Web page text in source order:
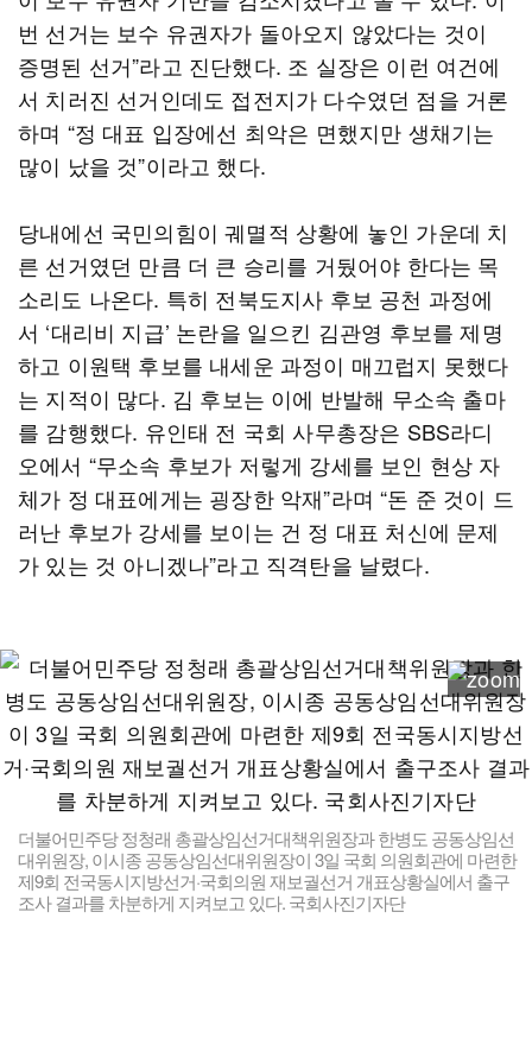
번 선거는 보수 유권자가 돌아오지 않았다는 것이
증명된 선거”라고 진단했다. 조 실장은 이런 여건에
서 치러진 선거인데도 접전지가 다수였던 점을 거론
하며 “정 대표 입장에선 최악은 면했지만 생채기는
많이 났을 것”이라고 했다.
당내에선 국민의힘이 궤멸적 상황에 놓인 가운데 치
른 선거였던 만큼 더 큰 승리를 거뒀어야 한다는 목
소리도 나온다. 특히 전북도지사 후보 공천 과정에
서 ‘대리비 지급’ 논란을 일으킨 김관영 후보를 제명
하고 이원택 후보를 내세운 과정이 매끄럽지 못했다
는 지적이 많다. 김 후보는 이에 반발해 무소속 출마
를 감행했다. 유인태 전 국회 사무총장은 SBS라디
오에서 “무소속 후보가 저렇게 강세를 보인 현상 자
체가 정 대표에게는 굉장한 악재”라며 “돈 준 것이 드
러난 후보가 강세를 보이는 건 정 대표 처신에 문제
가 있는 것 아니겠나”라고 직격탄을 날렸다.
더불어민주당 정청래 총괄상임선거대책위원장과 한병도 공동상임선
대위원장, 이시종 공동상임선대위원장이 3일 국회 의원회관에 마련한
제9회 전국동시지방선거·국회의원 재보궐선거 개표상황실에서 출구
조사 결과를 차분하게 지켜보고 있다. 국회사진기자단